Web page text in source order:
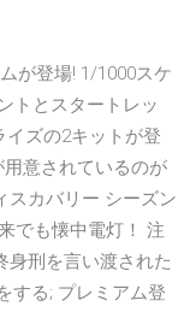
が登場! 1/1000スケ
トとスタートレッ
ズの2キットが登
意されているのが
スカバリー シーズン
でも懐中電灯！ 注
身刑を言い渡された
する; プレミアム登